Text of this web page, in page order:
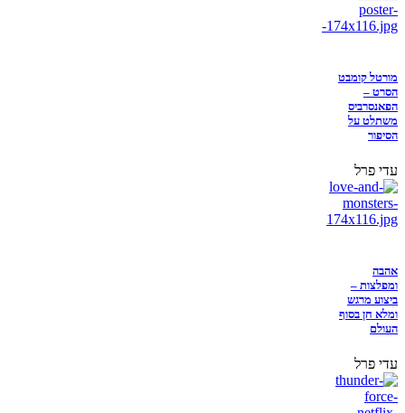
מורטל קומבט
הסרט –
הפאנסרביס
משתלט על
הסיפור
עדי פרל
אהבה
ומפלצות –
ביצוע מרגש
ומלא חן בסוף
העולם
עדי פרל